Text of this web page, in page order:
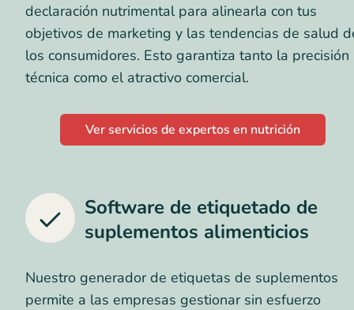
declaración nutrimental para alinearla con tus
objetivos de marketing y las tendencias de salud
los consumidores. Esto garantiza tanto la precisión
técnica como el atractivo comercial.
Ver servicios de expertos en nutrición
Software de etiquetado de
suplementos alimenticios
Nuestro generador de etiquetas de suplementos
permite a las empresas gestionar sin esfuerzo